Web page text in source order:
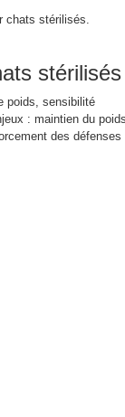
chats stérilisés.
stérilisés
poids, sensibilité
: maintien du
des défenses